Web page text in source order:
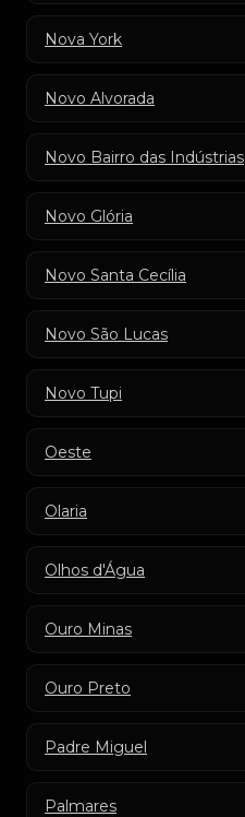
Nova York
Novo Alvorada
Novo Bairro das Indústrias
Novo Glória
Novo Santa Cecília
Novo São Lucas
Novo Tupi
Oeste
Olaria
Olhos d'Água
Ouro Minas
Ouro Preto
Padre Miguel
Palmares